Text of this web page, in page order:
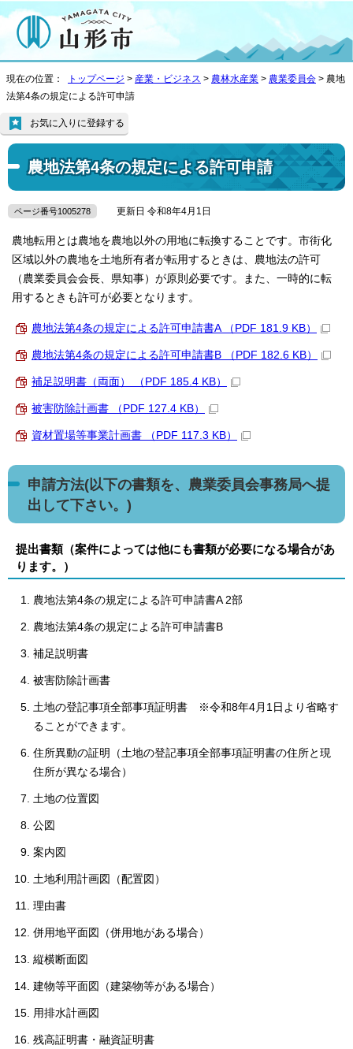
現在の位置： トップページ > 産業・ビジネス > 農林水産業 > 農業委員会 > 農地
法第4条の規定による許可申請
農地法第4条の規定による許可申請
お気に入りに登録する
ページ番号1005278 更新日 令和8年4月1日
農地転用とは農地を農地以外の用地に転換することです。市街化
区域以外の農地を土地所有者が転用するときは、農地法の許可
（農業委員会会長、県知事）が原則必要です。また、一時的に転
用するときも許可が必要となります。
農地法第4条の規定による許可申請書A （PDF 181.9 KB）
農地法第4条の規定による許可申請書B （PDF 182.6 KB）
補足説明書（両面） （PDF 185.4 KB）
被害防除計画書 （PDF 127.4 KB）
資材置場等事業計画書 （PDF 117.3 KB）
申請方法(以下の書類を、農業委員会事務局へ提
出して下さい。)
提出書類（案件によっては他にも書類が必要になる場合があ
ります。）
農地法第4条の規定による許可申請書A 2部
農地法第4条の規定による許可申請書B
補足説明書
被害防除計画書
土地の登記事項全部事項証明書 ※令和8年4月1日より省略す
ることができます。
住所異動の証明（土地の登記事項全部事項証明書の住所と現
住所が異なる場合）
土地の位置図
公図
案内図
土地利用計画図（配置図）
理由書
併用地平面図（併用地がある場合）
縦横断面図
建物等平面図（建築物等がある場合）
用排水計画図
残高証明書・融資証明書